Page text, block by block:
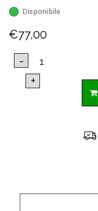
Disponibile
€77,00